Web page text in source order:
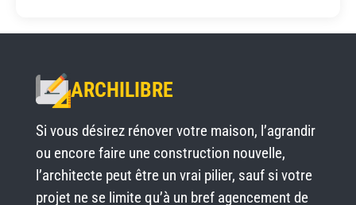
ARCHILIBRE
Si vous désirez rénover votre maison, l’agrandir
ou encore faire une construction nouvelle,
l’architecte peut être un vrai pilier, sauf si votre
projet ne se limite qu’à un bref agencement de